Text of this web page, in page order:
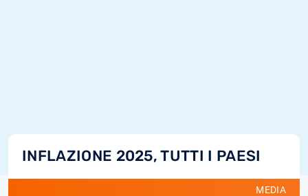
INFLAZIONE 2025, TUTTI I PAESI
MEDIA